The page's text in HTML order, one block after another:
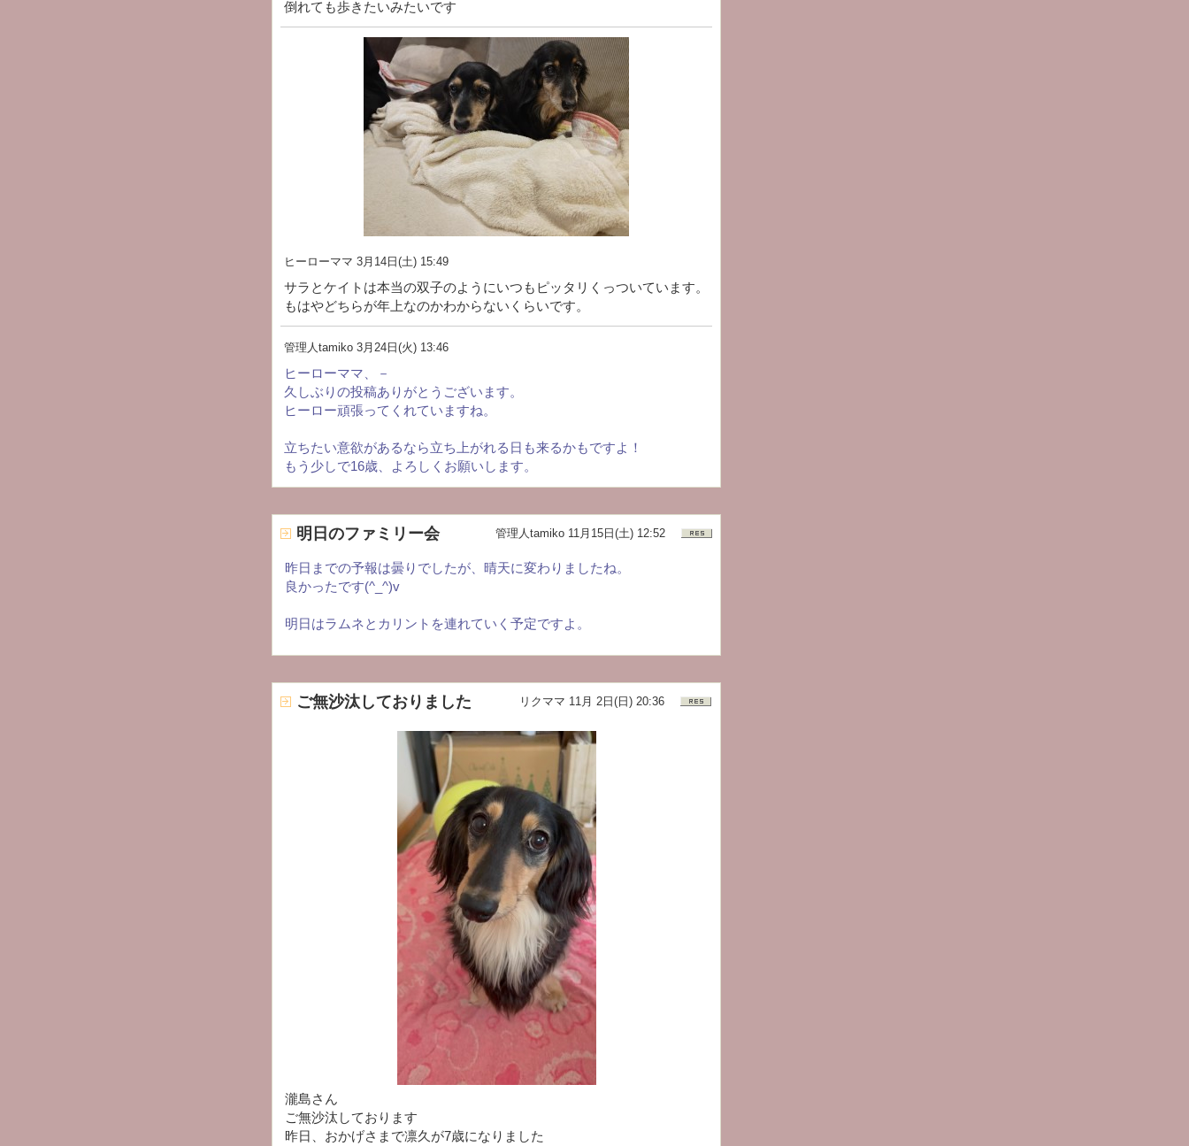
倒れても歩きたいみたいです
ヒーローママ 3月14日(土) 15:49
サラとケイトは本当の双子のようにいつもピッタリくっついています。
もはやどちらが年上なのかわからないくらいです。
管理人tamiko 3月24日(火) 13:46
ヒーローママ、－
久しぶりの投稿ありがとうございます。
ヒーロー頑張ってくれていますね。
立ちたい意欲があるなら立ち上がれる日も来るかもですよ！
もう少しで16歳、よろしくお願いします。
明日のファミリー会 管理人tamiko 11月15日(土) 12:52
昨日までの予報は曇りでしたが、晴天に変わりましたね。
良かったです(^_^)v
明日はラムネとカリントを連れていく予定ですよ。
ご無沙汰しておりました リクママ 11月 2日(日) 20:36
瀧島さん
ご無沙汰しております
昨日、おかげさまで凛久が7歳になりました